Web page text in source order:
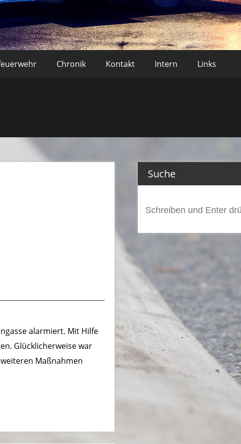
Löscheinheit Walberberg
Chronik Kontakt Intern Links
alarmiert. Mit Hilfe
Glücklicherweise war
Maßnahmen
Suche
nach: